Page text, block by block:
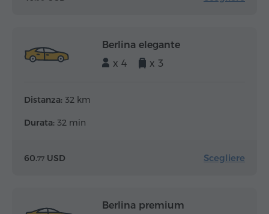
Berlina elegante
x 4
x 3
Distanza: 32 km
Durata: 32 min
60.77 USD Scegliere
Berlina premium